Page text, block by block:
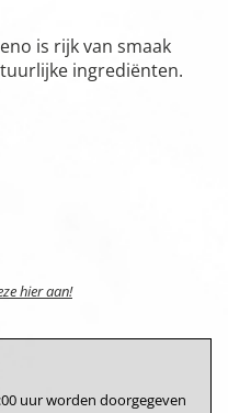
is rijk van smaak
ingrediënten.
hier aan!
uur worden doorgegeven